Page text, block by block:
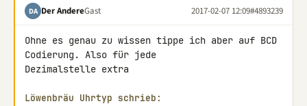
DA Der AndereGast 2017-02-07 12:09#4893239
Ohne es genau zu wissen tippe ich aber auf BCD
Codierung. Also für jede
Dezimalstelle extra
Löwenbräu Uhrtyp schrieb: